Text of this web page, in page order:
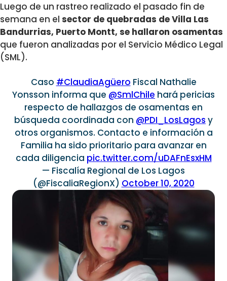
Luego de un rastreo realizado el pasado fin de
semana en el sector de quebradas de Villa Las
Bandurrias, Puerto Montt, se hallaron osamentas
que fueron analizadas por el Servicio Médico Legal
(SML).
Caso #ClaudiaAgüero Fiscal Nathalie
Yonsson informa que @SmlChile hará pericias
respecto de hallazgos de osamentas en
búsqueda coordinada con @PDI_LosLagos y
otros organismos. Contacto e información a
Familia ha sido prioritario para avanzar en
cada diligencia pic.twitter.com/uDAFnEsxHM
— Fiscalía Regional de Los Lagos
(@FiscaliaRegionX) October 10, 2020